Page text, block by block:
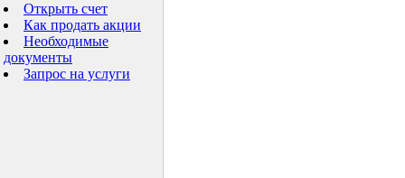
Открыть счет
Как продать акции
Необходимые
документы
Запрос на услуги